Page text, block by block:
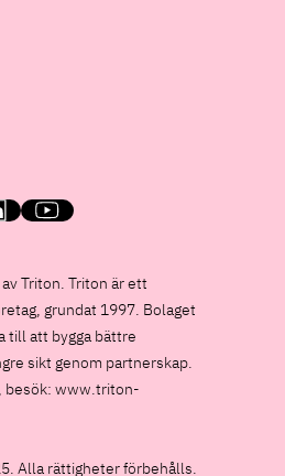
Triton. Triton är ett
grundat 1997. Bolaget
till att bygga bättre
sikt genom partnerskap.
besök: www.triton-
Alla rättigheter förbehålls.